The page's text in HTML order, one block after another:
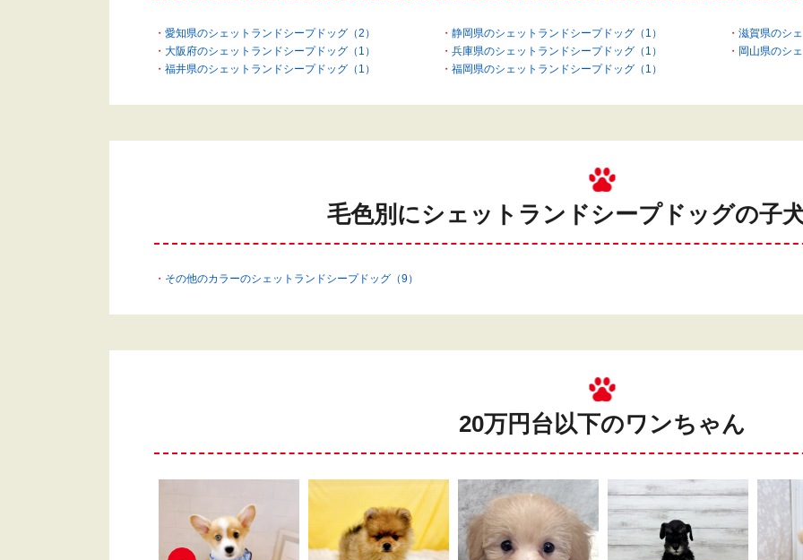
愛知県のシェットランドシープドッグ（2） 静岡県のシェットランドシープドッグ（1）
滋賀県のシ
大阪府のシェットランドシープドッグ（1）
兵庫県のシェットランドシープドッグ（1）
岡山県のシ
福井県のシェットランドシープドッグ（1）
福岡県のシェットランドシープドッグ（1）
毛色別にシェットランドシープドッグの子
その他のカラーのシェットランドシープドッグ（9）
20万円台以下のワンちゃん